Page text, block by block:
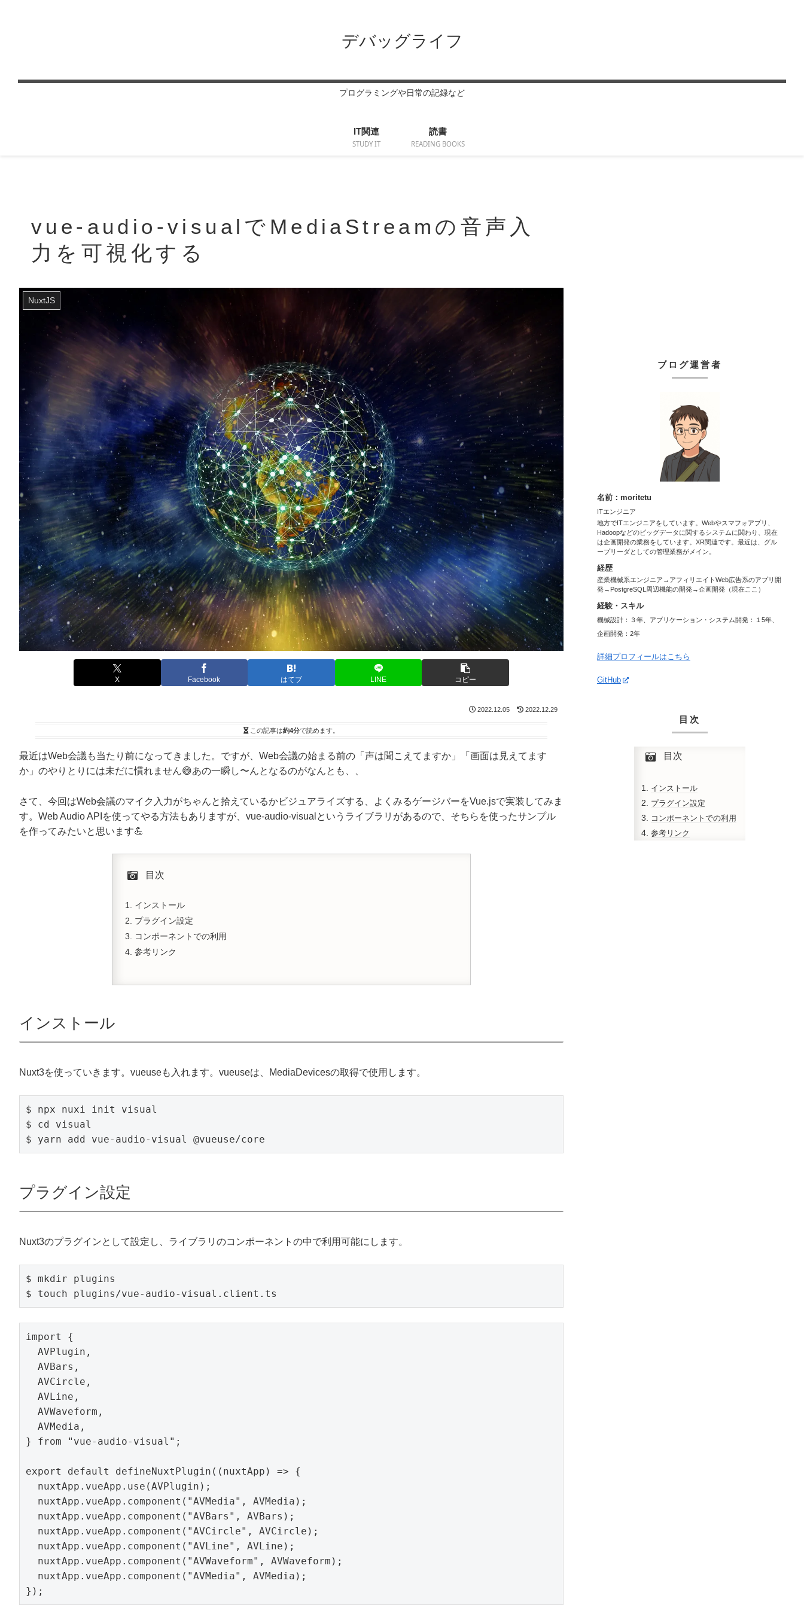
デバッグライフ
プログラミングや日常の記録など
IT関連
STUDY IT
読書
READING BOOKS
vue-audio-visualでMediaStreamの音声入
力を可視化する
NuxtJS
X Facebook はてブ LINE コピー
2022.12.05 2022.12.29
この記事は約4分で読めます。
最近はWeb会議も当たり前になってきました。ですが、Web会議の始まる前の「声は聞こえてますか」「画面は見えてます
か」のやりとりには未だに慣れません😅あの一瞬し〜んとなるのがなんとも、、
さて、今回はWeb会議のマイク入力がちゃんと拾えているかビジュアライズする、よくみるゲージバーをVue.jsで実装してみま
す。Web Audio APIを使ってやる方法もありますが、vue-audio-visualというライブラリがあるので、そちらを使ったサンプル
を作ってみたいと思います💪
目次
インストール
プラグイン設定
コンポーネントでの利用
参考リンク
インストール
Nuxt3を使っていきます。vueuseも入れます。vueuseは、MediaDevicesの取得で使用します。
$ npx nuxi init visual
$ cd visual
プラグイン設定
Nuxt3のプラグインとして設定し、ライブラリのコンポーネントの中で利用可能にします。
$ mkdir plugins
$ touch plugins/vue-audio-visual.client.ts
import {
  AVPlugin,
  AVBars,
  AVCircle,
  AVLine,
  AVWaveform,
  AVMedia,
} from "vue-audio-visual";
export default defineNuxtPlugin((nuxtApp) => {
  nuxtApp.vueApp.use(AVPlugin);
  nuxtApp.vueApp.component("AVMedia", AVMedia);
  nuxtApp.vueApp.component("AVBars", AVBars);
  nuxtApp.vueApp.component("AVCircle", AVCircle);
  nuxtApp.vueApp.component("AVLine", AVLine);
  nuxtApp.vueApp.component("AVWaveform", AVWaveform);
  nuxtApp.vueApp.component("AVMedia", AVMedia);
ブログ運営者
名前：moritetu
ITエンジニア
地方でITエンジニアをしています。Webやスマフォアプリ、
Hadoopなどのビッグデータに関するシステムに関わり、現在
は企画開発の業務をしています。XR関連です。最近は、グル
ープリーダとしての管理業務がメイン。
経歴
産業機械系エンジニア→アフィリエイトWeb広告系のアプリ開
発→PostgreSQL周辺機能の開発→企画開発（現在ここ）
経験・スキル
機械設計：３年、アプリケーション・システム開発：１5年、
企画開発：2年
詳細プロフィールはこちら
GitHub
目次
目次
インストール
プラグイン設定
コンポーネントでの利用
参考リンク